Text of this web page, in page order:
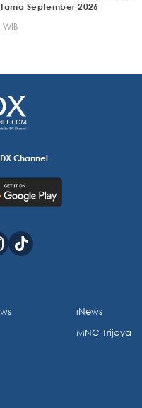
September 2026
Channel
iNews
MNC Trijaya